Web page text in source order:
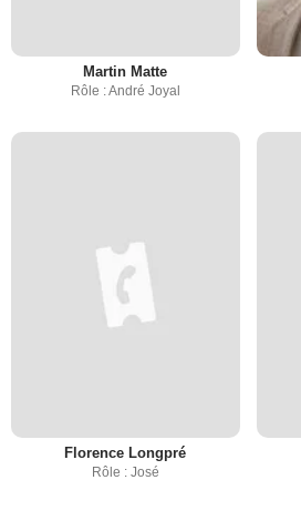
Martin Matte
Rôle : André Joyal
Florence Longpré
Rôle : José